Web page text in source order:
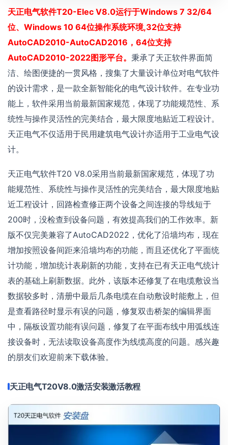
天正电气软件T20-Elec V8.0运行于Windows 7 32/64
位、Windows 10 64位操作系统环境,32位支持
AutoCAD2010-AutoCAD2016，64位支持
AutoCAD2010-2022图形平台。 秉承了天正软件界面简
洁、绘图便捷的一贯风格，搜集了大量设计单位对电气软件
的设计需求，是一款全新智能化的电气设计软件。在专业功
能上，软件采用当前最新国家规范，体现了功能规范性、系
统性与操作灵活性的完美结合，最大限度地贴近工程设计。
天正电气不仅适用于民用建筑电气设计亦适用于工业电气设
计。
天正电气软件T20 V8.0采用当前最新国家规范，体现了功
能规范性、系统性与操作灵活性的完美结合，最大限度地贴
近工程设计，回路检查修正两个设备之间连接的导线短于
200时，没检查到设备问题，有效提高我们的工作效率。新
版不仅完美兼容了AutoCAD2022，优化了沿墙均布，现在
增加按照设备间距来沿墙均布的功能，而且还优化了平面统
计功能，增加统计表刷新的功能，支持在已有天正电气统计
表的基础上刷新数据。此外，该版本还修复了在电缆敷设当
数据较多时，清册中最后几条电缆在自动敷设时能敷上，但
是查看路径时显示有误的问题，修复双击桥架的编辑界面
中，隔板设置功能有误问题，修复了在平面布线中用弧线连
接设备时，无法读取设备高度作为线缆高度的问题。感兴趣
的朋友们欢迎前来下载体验。
天正电气T20V8.0激活安装激活教程